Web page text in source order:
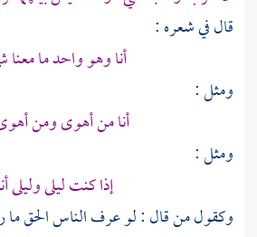
قال في شعره :
أنا وهو واحد ما معنا
ومثل :
أنا من أهوى ومن
ومثل :
إذا كنت ليلى وليلى
وكقول من قال : لو عرف الناس الحق ما